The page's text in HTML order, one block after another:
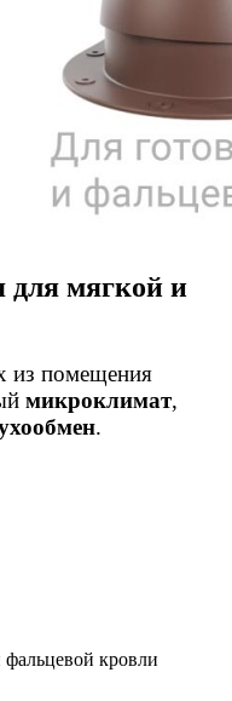
для мягкой и
из помещения
микроклимат,
.
кровли